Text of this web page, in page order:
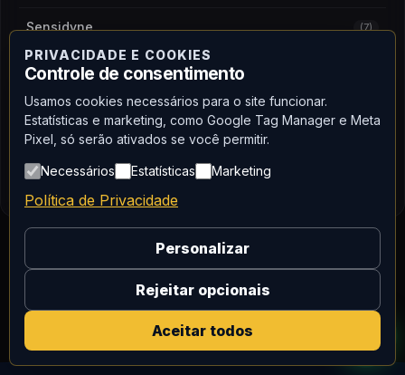
Sensidyne (7)
Gas Sense
WatchGas
ECOM
Blackline Safety
PRIVACIDADE E COOKIES
Controle de consentimento
Usamos cookies necessários para o site funcionar.
Estatísticas e marketing, como Google Tag Manager e Meta
Pixel, só serão ativados se você permitir.
Necessários Estatísticas Marketing
Política de Privacidade
Personalizar
Rejeitar opcionais
Aceitar todos